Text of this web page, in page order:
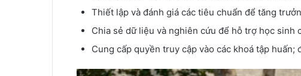
Thiết lập và đánh giá các tiêu chuẩn để tăng
Chia sẻ dữ liệu và nghiên cứu để hỗ trợ học sinh
Cung cấp quyền truy cập vào các khoá tập